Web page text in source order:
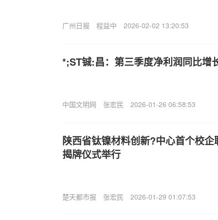
广州日报 程益中 2026-02-02 13:20:53
*;ST铖:昌：第三季度净利润同比增
中国文明网 张宏民 2026-01-26 06:58:53
陕西省钛镍材料创新?中心首个校
揭牌仪式举行
楚天都市报 张宏民 2026-01-29 01:07:53